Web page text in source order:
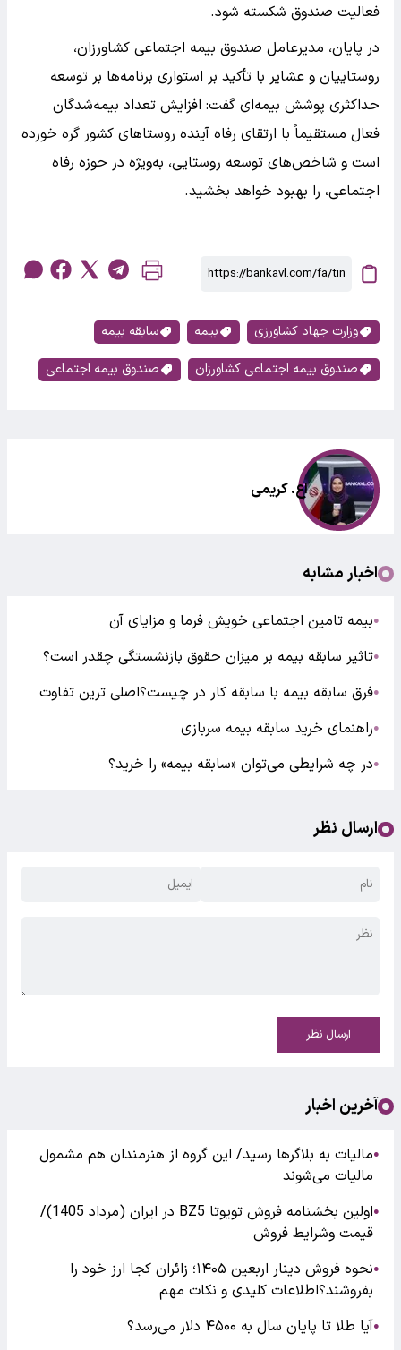
فعالیت صندوق شکسته شود.
در پایان، مدیرعامل صندوق بیمه اجتماعی کشاورزان،
روستاییان و عشایر با تأکید بر استواری برنامه‌ها بر توسعه
حداکثری پوشش بیمه‌ای گفت: افزایش تعداد بیمه‌شدگان
فعال مستقیماً با ارتقای رفاه آینده روستاهای کشور گره خورده
است و شاخص‌های توسعه روستایی، به‌ویژه در حوزه رفاه
اجتماعی، را بهبود خواهد بخشید.
وزارت جهاد کشاورزی بیمه
سابقه بیمه
صندوق بیمه اجتماعی کشاورزان
صندوق بیمه اجتماعی
اع. کریمی
اخبار مشابه
●بیمه تامین اجتماعی خویش فرما و مزایای آن
●تاثیر سابقه بیمه بر میزان حقوق بازنشستگی چقدر است؟
●فرق سابقه بیمه با سابقه کار در چیست؟اصلی ترین تفاوت
●راهنمای خرید سابقه بیمه سربازی
●در چه شرایطی می‌توان «سابقه بیمه» را خرید؟
ارسال نظر
ارسال نظر
آخرین اخبار
●مالیات به بلاگرها رسید/ این گروه از هنرمندان هم مشمول
مالیات می‌شوند
●
اولین بخشنامه فروش تویوتا BZ5 در ایران (مرداد 1405)/
قیمت وشرایط فروش
●
نحوه فروش دینار اربعین ۱۴۰۵؛ زائران کجا ارز خود را
بفروشند؟اطلاعات کلیدی و نکات مهم
●آیا طلا تا پایان سال به ۴۵۰۰ دلار می‌رسد؟